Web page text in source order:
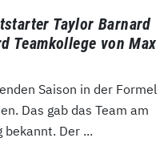
Taylor Barnard
Teamkollege von Max
Saison in der Formel
Das gab das Team am
Der ...